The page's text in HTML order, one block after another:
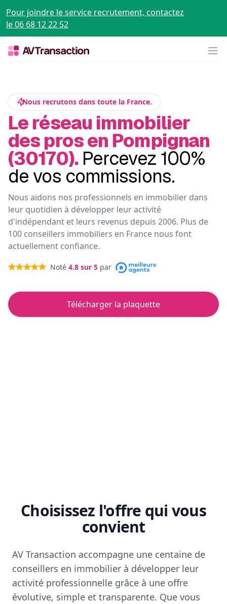
Pour joindre le service recrutement, contactez
le 06 68 12 22 52
Nous recrutons dans toute la France.
Le réseau immobilier
des pros en Pompignan
(30170). Percevez 100%
de vos commissions.
Nous aidons nos professionnels en immobilier dans
leur quotidien à développer leur activité
d'indépendant et leurs revenus depuis 2006. Plus de
100 conseillers immobiliers en France nous font
actuellement confiance.
Noté 4.8 sur 5 par
Télécharger la plaquette
Choisissez l'offre qui vous
convient
AV Transaction accompagne une centaine de
conseillers en immobilier à développer leur
activité professionnelle grâce à une offre
évolutive, simple et transparente. Que vous